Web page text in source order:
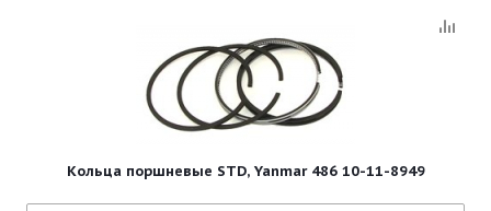
Кольца поршневые STD, Yanmar 486 10-11-8949